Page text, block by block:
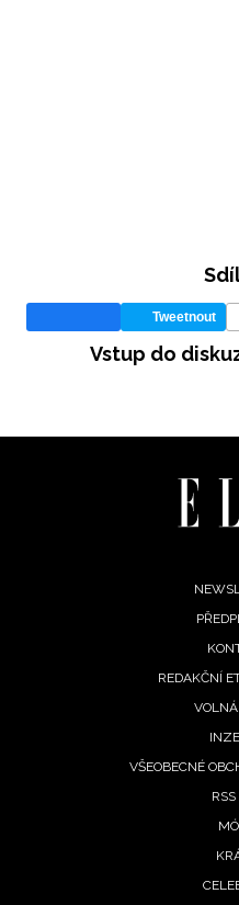
INFORMACE
Tweetnout
Vstup do
REDAKČNÍ
VŠEOBECNÉ